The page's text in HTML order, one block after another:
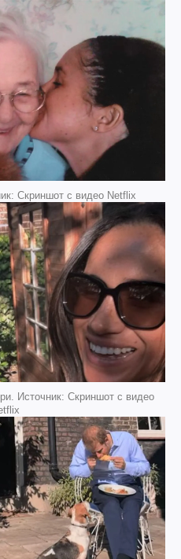
Скриншот с видео Netflix
Источник: Скриншот с видео